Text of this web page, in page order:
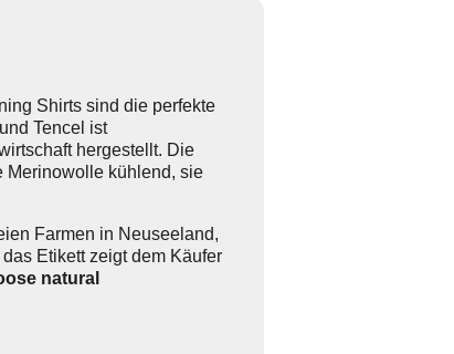
Shirts sind die perfekte
Tencel ist
hergestellt. Die
Merinowolle kühlend, sie
Farmen in Neuseeland,
Etikett zeigt dem Käufer
natural